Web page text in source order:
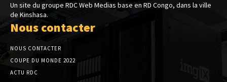
Un site du groupe RDC Web Medias base en RD Congo, dans la ville
de Kinshasa.
Nous contacter
NOUS CONTACTER
COUPE DU MONDE 2022
ACTU RDC